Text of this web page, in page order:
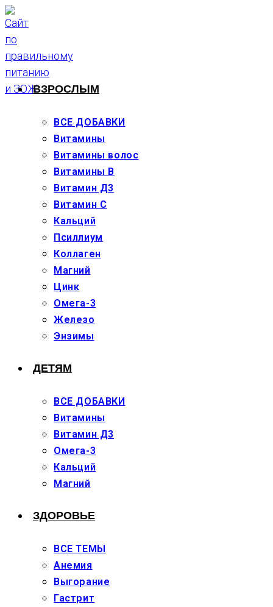
Перейти
к
содержимому
ВЗРОСЛЫМ
ВСЕ ДОБАВКИ
Витамины
Витамины волос
Витамины В
Витамин Д3
Витамин С
Кальций
Псиллиум
Коллаген
Магний
Цинк
Омега-3
Железо
Энзимы
ДЕТЯМ
ВСЕ ДОБАВКИ
Витамины
Витамин Д3
Омега-3
Кальций
Магний
ЗДОРОВЬЕ
ВСЕ ТЕМЫ
Анемия
Выгорание
Гастрит